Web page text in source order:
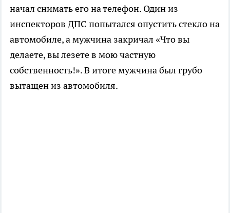
начал снимать его на телефон. Один из
инспекторов ДПС попытался опустить стекло на
автомобиле, а мужчина закричал «Что вы
делаете, вы лезете в мою частную
собственность!». В итоге мужчина был грубо
вытащен из автомобиля.